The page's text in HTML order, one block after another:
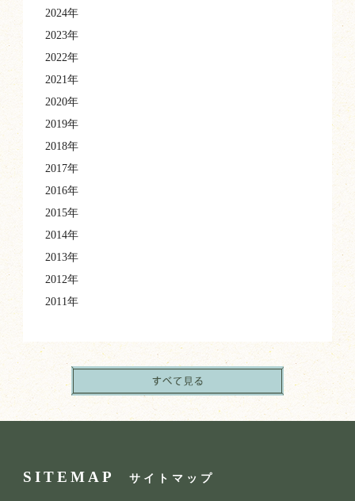
2024年
2023年
2022年
2021年
2020年
2019年
2018年
2017年
2016年
2015年
2014年
2013年
2012年
2011年
SITEMAP サイトマップ